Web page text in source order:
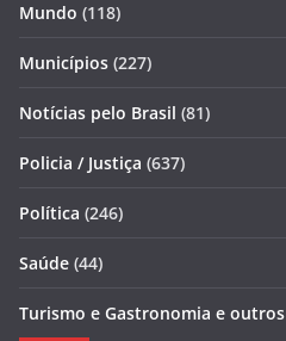
Mundo (118)
Municípios (227)
Notícias pelo Brasil (81)
Policia / Justiça (637)
Política (246)
Saúde (44)
Turismo e Gastronomia e outros